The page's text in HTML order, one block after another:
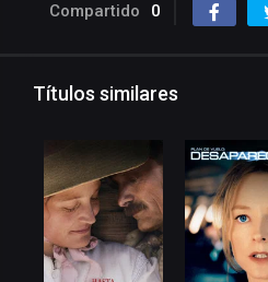
Compartido 0
Títulos similares